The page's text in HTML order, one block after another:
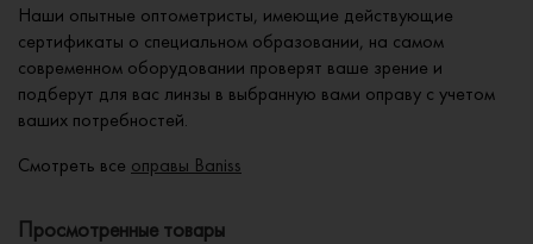
Наши опытные оптометристы, имеющие действующие
сертификаты о специальном образовании, на самом
современном оборудовании проверят ваше зрение и
подберут для вас линзы в выбранную вами оправу с учетом
ваших потребностей.
Смотреть все оправы Baniss
Просмотренные товары